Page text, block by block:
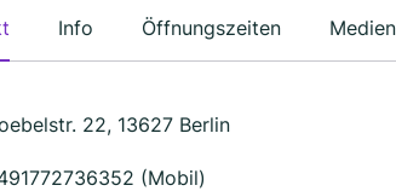
Info Öffnungszeiten Medien
22, 13627 Berlin
(Mobil)